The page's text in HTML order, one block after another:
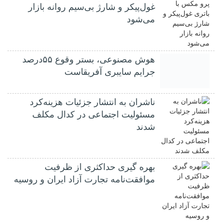
غول‌پیکر و شارژ بی‌سیم روانه بازار
می‌شود
هوش مصنوعی، بستر وقوع ۵۵درصد
جرایم سایبری آفریقاست
ناشران به انتشار جزئیات هزینه‌کرد
مسئولیت اجتماعی در کدال مکلف
شدند
بهره گیری حداکثری از ظرفیت
موافقت‌نامه تجارت آزاد ایران و روسیه